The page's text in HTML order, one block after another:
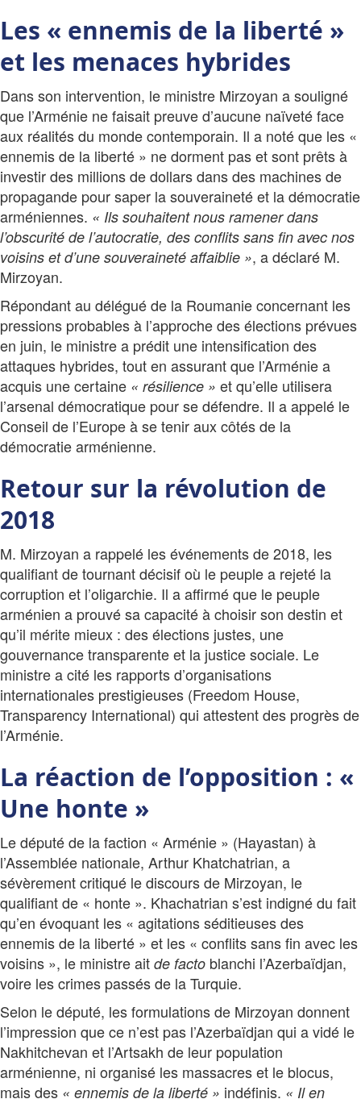
Les « ennemis de la liberté »
et les menaces hybrides
Dans son intervention, le ministre Mirzoyan a souligné
que l’Arménie ne faisait preuve d’aucune naïveté face
aux réalités du monde contemporain. Il a noté que les «
ennemis de la liberté » ne dorment pas et sont prêts à
investir des millions de dollars dans des machines de
propagande pour saper la souveraineté et la démocratie
arméniennes. « Ils souhaitent nous ramener dans
l’obscurité de l’autocratie, des conflits sans fin avec nos
voisins et d’une souveraineté affaiblie », a déclaré M.
Mirzoyan.
Répondant au délégué de la Roumanie concernant les
pressions probables à l’approche des élections prévues
en juin, le ministre a prédit une intensification des
attaques hybrides, tout en assurant que l’Arménie a
acquis une certaine « résilience » et qu’elle utilisera
l’arsenal démocratique pour se défendre. Il a appelé le
Conseil de l’Europe à se tenir aux côtés de la
démocratie arménienne.
Retour sur la révolution de
2018
M. Mirzoyan a rappelé les événements de 2018, les
qualifiant de tournant décisif où le peuple a rejeté la
corruption et l’oligarchie. Il a affirmé que le peuple
arménien a prouvé sa capacité à choisir son destin et
qu’il mérite mieux : des élections justes, une
gouvernance transparente et la justice sociale. Le
ministre a cité les rapports d’organisations
internationales prestigieuses (Freedom House,
Transparency International) qui attestent des progrès de
l’Arménie.
La réaction de l’opposition : «
Une honte »
Le député de la faction « Arménie » (Hayastan) à
l’Assemblée nationale, Arthur Khatchatrian, a
sévèrement critiqué le discours de Mirzoyan, le
qualifiant de « honte ». Khachatrian s’est indigné du fait
qu’en évoquant les « agitations séditieuses des
ennemis de la liberté » et les « conflits sans fin avec les
voisins », le ministre ait de facto blanchi l’Azerbaïdjan,
voire les crimes passés de la Turquie.
Selon le député, les formulations de Mirzoyan donnent
l’impression que ce n’est pas l’Azerbaïdjan qui a vidé le
Nakhitchevan et l’Artsakh de leur population
arménienne, ni organisé les massacres et le blocus,
mais des « ennemis de la liberté » indéfinis. « Il en